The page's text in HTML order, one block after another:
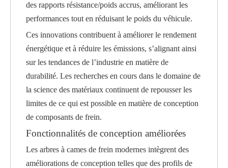
des rapports résistance/poids accrus, améliorant les
performances tout en réduisant le poids du véhicule.
Ces innovations contribuent à améliorer le rendement
énergétique et à réduire les émissions, s’alignant ainsi
sur les tendances de l’industrie en matière de
durabilité. Les recherches en cours dans le domaine de
la science des matériaux continuent de repousser les
limites de ce qui est possible en matière de conception
de composants de frein.
Fonctionnalités de conception améliorées
Les arbres à cames de frein modernes intègrent des
améliorations de conception telles que des profils de